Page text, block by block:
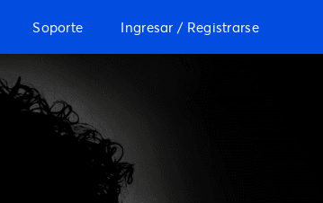
Soporte Ingresar / Registrarse